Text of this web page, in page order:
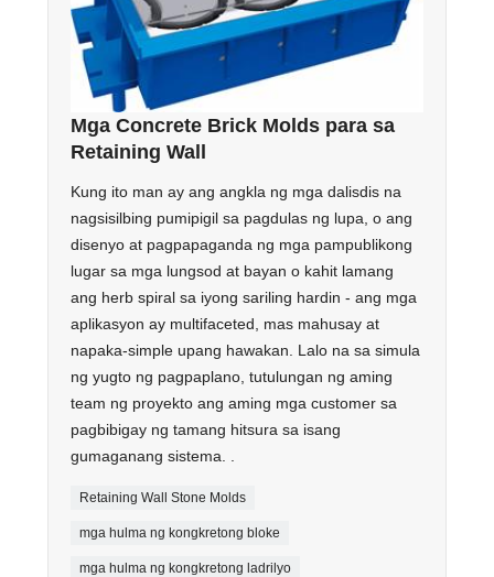
Mga Concrete Brick Molds para sa
Retaining Wall
Kung ito man ay ang angkla ng mga dalisdis na
nagsisilbing pumipigil sa pagdulas ng lupa, o ang
disenyo at pagpapaganda ng mga pampublikong
lugar sa mga lungsod at bayan o kahit lamang
ang herb spiral sa iyong sariling hardin - ang mga
aplikasyon ay multifaceted, mas mahusay at
napaka-simple upang hawakan. Lalo na sa simula
ng yugto ng pagpaplano, tutulungan ng aming
team ng proyekto ang aming mga customer sa
pagbibigay ng tamang hitsura sa isang
gumaganang sistema. .
Retaining Wall Stone Molds
mga hulma ng kongkretong bloke
mga hulma ng kongkretong ladrilyo